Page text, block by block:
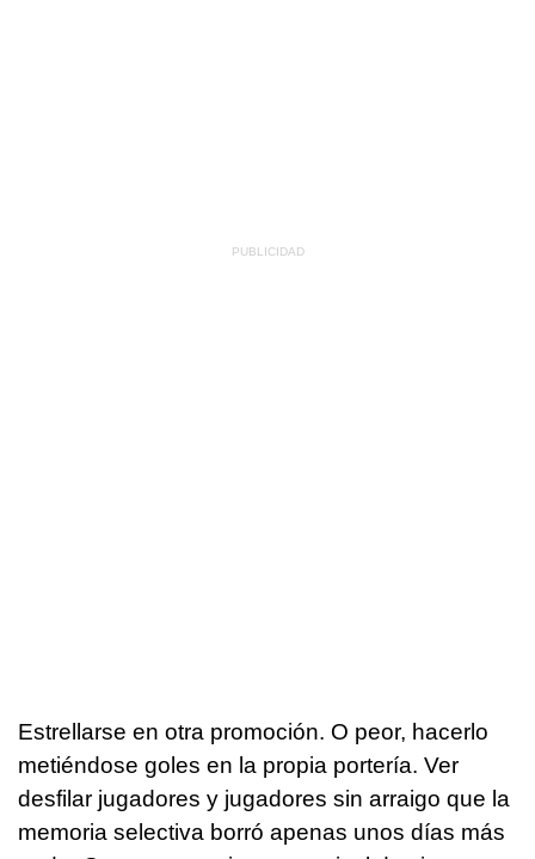
Estrellarse en otra promoción. O peor, hacerlo
metiéndose goles en la propia portería. Ver
desfilar jugadores y jugadores sin arraigo que la
memoria selectiva borró apenas unos días más